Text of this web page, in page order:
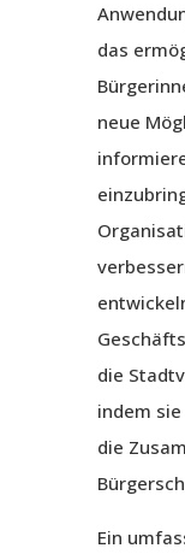
das
neue
die
indem
die
Ein